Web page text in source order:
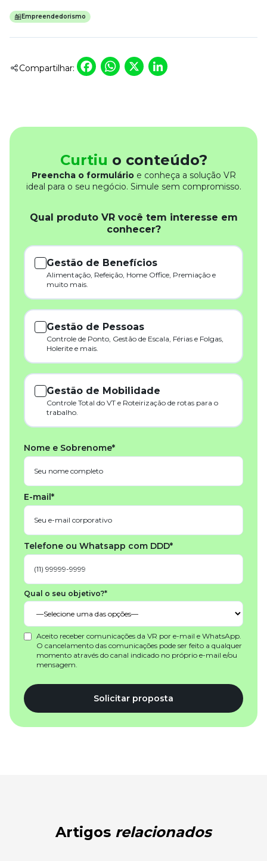
Empreendedorismo
Compartilhar: Facebook
WhatsApp
X
Curtiu o conteúdo?
Preencha o formulárioe conheça a solução VR
ideal para o seu negócio. Simule sem compromisso.
Qual produto VR você tem interesse em
conhecer?
Gestão de Benefícios
Alimentação, Refeição, Home Office, Premiação e
muito mais.
Gestão de Pessoas
Controle de Ponto, Gestão de Escala, Férias e Folgas,
Holerite e mais.
Gestão de Mobilidade
Controle Total do VT e Roteirização de rotas para o
trabalho.
Nome e Sobrenome*
E-mail*
Telefone ou Whatsapp com DDD*
Qual o seu objetivo?*
Aceito receber comunicações da VR por e-mail e WhatsApp.
O cancelamento das comunicações pode ser feito a qualquer
momento através do canal indicado no próprio e-mail e/ou
mensagem.
Solicitar proposta
Artigos relacionados